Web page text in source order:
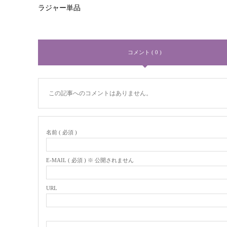
ラジャー単品
コメント ( 0 )
この記事へのコメントはありません。
名前 ( 必須 )
E-MAIL ( 必須 ) ※ 公開されません
URL